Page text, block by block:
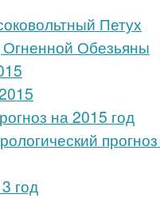
Петух
Обезьяны
на 2015 год
год